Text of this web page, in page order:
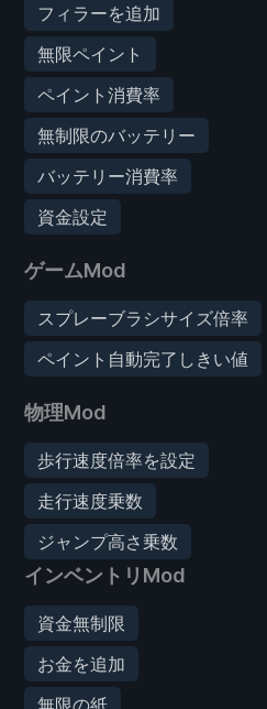
フィラーを追加
無限ペイント
ペイント消費率
無制限のバッテリー
バッテリー消費率
資金設定
ゲームMod
スプレーブラシサイズ倍率
ペイント自動完了しきい値
物理Mod
歩行速度倍率を設定
走行速度乗数
ジャンプ高さ乗数
インベントリMod
資金無制限
お金を追加
無限の紙